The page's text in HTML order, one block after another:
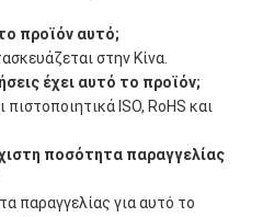
προϊόν αυτό;
στην Κίνα.
έχει αυτό το προϊόν;
ISO, RoHS και
ποσότητα παραγγελίας
παραγγελίας για αυτό το